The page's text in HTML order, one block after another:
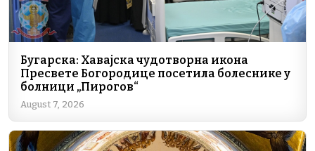
Бугарска: Хавајска чудотворна икона
Пресвете Богородице посетила болеснике у
болници „Пирогов“
August 7, 2026